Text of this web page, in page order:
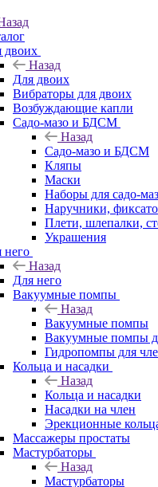
двоих
Назад
Для двоих
Вибраторы для двоих
Возбуждающие капли
Садо-мазо и БДСМ
Назад
Садо-мазо и БДСМ
Кляпы
Маски
Наборы для садо-
Наручники,
Плети, шлепалки,
Украшения
него
Назад
Для него
Вакуумные помпы
Назад
Вакуумные помпы
Вакуумные помпы
Гидропомпы для
Кольца и насадки
Назад
Кольца и насадки
Насадки на член
Эрекционные
Массажеры простаты
Мастурбаторы
Назад
Мастурбаторы